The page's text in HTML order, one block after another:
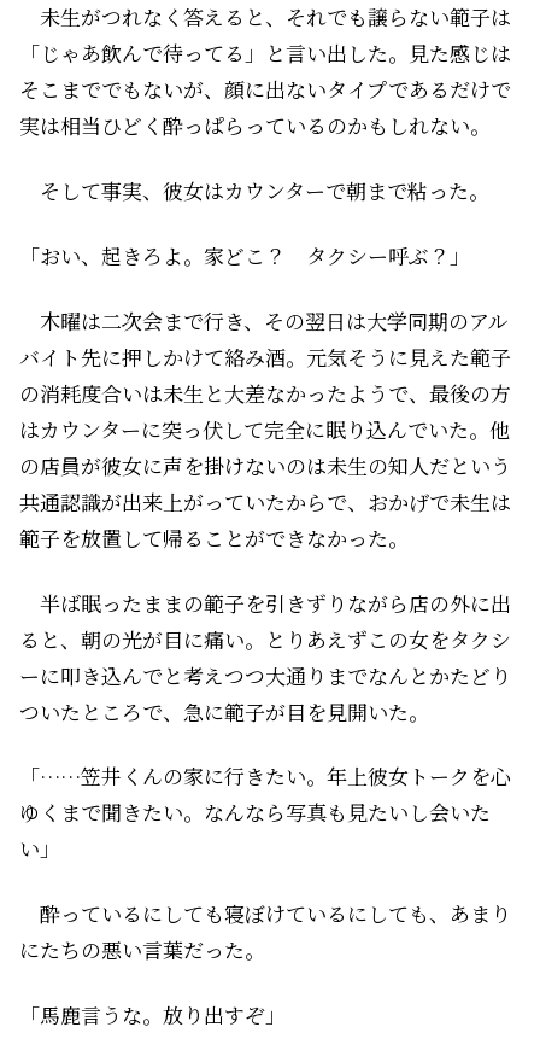
未生がつれなく答えると、それでも譲らない範子は
「じゃあ飲んで待ってる」と言い出した。見た感じは
そこまででもないが、顔に出ないタイプであるだけで
実は相当ひどく酔っぱらっているのかもしれない。
そして事実、彼女はカウンターで朝まで粘った。
「おい、起きろよ。家どこ？ タクシー呼ぶ？」
木曜は二次会まで行き、その翌日は大学同期のアル
バイト先に押しかけて絡み酒。元気そうに見えた範子
の消耗度合いは未生と大差なかったようで、最後の方
はカウンターに突っ伏して完全に眠り込んでいた。他
の店員が彼女に声を掛けないのは未生の知人だという
共通認識が出来上がっていたからで、おかげで未生は
範子を放置して帰ることができなかった。
半ば眠ったままの範子を引きずりながら店の外に出
ると、朝の光が目に痛い。とりあえずこの女をタクシ
ーに叩き込んで――と考えつつ大通りまでなんとかたどり
ついたところで、急に範子が目を見開いた。
「……笠井くんの家に行きたい。年上彼女トークを心
ゆくまで聞きたい。なんなら写真も見たいし会いた
い」
酔っているにしても寝ぼけているにしても、あまり
にたちの悪い言葉だった。
「馬鹿言うな。放り出すぞ」